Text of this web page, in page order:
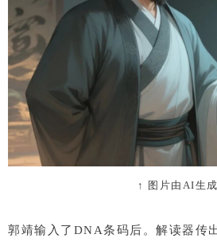
↑ 图片由AI生成
郭靖输入了DNA条码后。解读器传